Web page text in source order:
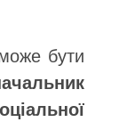
бути